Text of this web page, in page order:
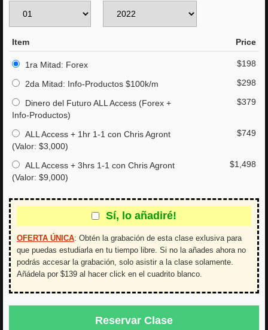
Item Price
$198
1ra Mitad: Forex
$298
2da Mitad: Info-Productos $100k/m
$379
Dinero del Futuro ALL Access (Forex +
Info-Productos)
$749
ALL Access + 1hr 1-1 con Chris Agront
(Valor: $3,000)
$1,498
ALL Access + 3hrs 1-1 con Chris Agront
(Valor: $9,000)
Sí, lo añadiré!
OFERTA ÚNICA: Obtén la grabación de esta clase exlusiva para
que puedas estudiarla en tu tiempo libre. Si no la añades ahora no
podrás accesar la grabación, solo asistir a la clase solamente.
Añádela por $139 al hacer click en el cuadrito blanco.
Reservar Clase